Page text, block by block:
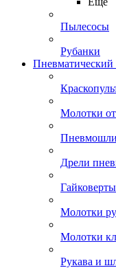
Пылесосы
Рубанки
Пневматический
Молотки
Дрели
Молотки
Молотки
Рукава и